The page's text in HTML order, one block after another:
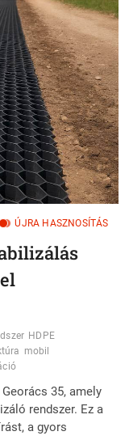
ÚJRA HASZNOSÍTÁS
HDPE
mobil
35, amely
rendszer. Ez a
a gyors